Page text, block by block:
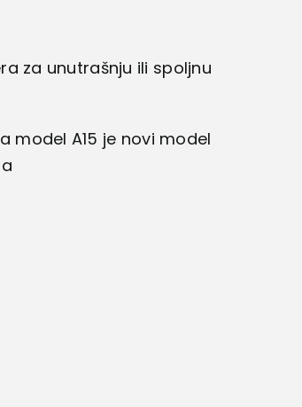
za unutrašnju ili spoljnu
model A15 je novi model